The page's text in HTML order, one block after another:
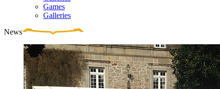
Games
Galleries
News